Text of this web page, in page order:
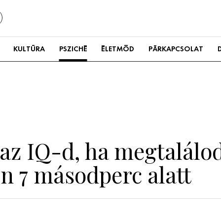
KULTÚRA PSZICHÉ ÉLETMÓD PÁRKAPCSOLAT
IQ-d, ha
7 másodperc alatt